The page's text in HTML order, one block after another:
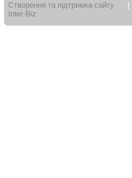
Створення та підтримка сайту
Inter-Biz